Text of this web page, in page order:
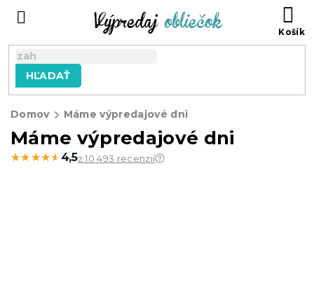
HĽADAŤ
Domov Máme výpredajové dni
Máme výpredajové dni
★★★★★
★★★★★ 4,5z 10 493 recenzií